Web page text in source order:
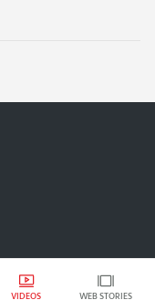
VIDEOS WEB STORIES